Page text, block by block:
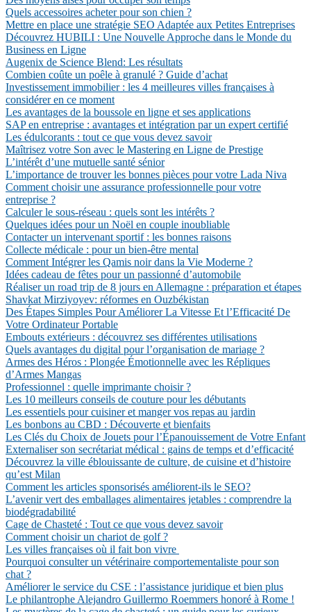
Quels accessoires acheter pour son chien ?
Mettre en place une stratégie SEO Adaptée aux Petites Entreprises
Découvrez HUBILI : Une Nouvelle Approche dans le Monde du
Business en Ligne
Augenix de Science Blend: Les résultats
Combien coûte un poêle à granulé ? Guide d’achat
Investissement immobilier : les 4 meilleures villes françaises à
considérer en ce moment
Les avantages de la boussole en ligne et ses applications
SAP en entreprise : avantages et intégration par un expert certifié
Les édulcorants : tout ce que vous devez savoir
Maîtrisez votre Son avec le Mastering en Ligne de Prestige
L’intérêt d’une mutuelle santé sénior
L’importance de trouver les bonnes pièces pour votre Lada Niva
Comment choisir une assurance professionnelle pour votre
entreprise ?
Calculer le sous-réseau : quels sont les intérêts ?
Quelques idées pour un Noël en couple inoubliable
Contacter un intervenant sportif : les bonnes raisons
Collecte médicale : pour un bien-être mental
Comment Intégrer les Qamis noir dans la Vie Moderne ?
Idées cadeau de fêtes pour un passionné d’automobile
Réaliser un road trip de 8 jours en Allemagne : préparation et étapes
Shavkat Mirziyoyev: réformes en Ouzbékistan
Des Étapes Simples Pour Améliorer La Vitesse Et l’Efficacité De
Votre Ordinateur Portable
Embouts extérieurs : découvrez ses différentes utilisations
Quels avantages du digital pour l’organisation de mariage ?
Armes des Héros : Plongée Émotionnelle avec les Répliques
d’Armes Mangas
Professionnel : quelle imprimante choisir ?
Les 10 meilleurs conseils de couture pour les débutants
Les essentiels pour cuisiner et manger vos repas au jardin
Les bonbons au CBD : Découverte et bienfaits
Les Clés du Choix de Jouets pour l’Épanouissement de Votre Enfant
Externaliser son secrétariat médical : gains de temps et d’efficacité
Découvrez la ville éblouissante de culture, de cuisine et d’histoire
qu’est Milan
Comment les articles sponsorisés améliorent-ils le SEO?
L’avenir vert des emballages alimentaires jetables : comprendre la
biodégradabilité
Cage de Chasteté : Tout ce que vous devez savoir
Comment choisir un chariot de golf ?
Les villes françaises où il fait bon vivre
Pourquoi consulter un vétérinaire comportementaliste pour son
chat ?
Améliorer le service du CSE : l’assistance juridique et bien plus
Le philantrophe Alejandro Guillermo Roemmers honoré à Rome !